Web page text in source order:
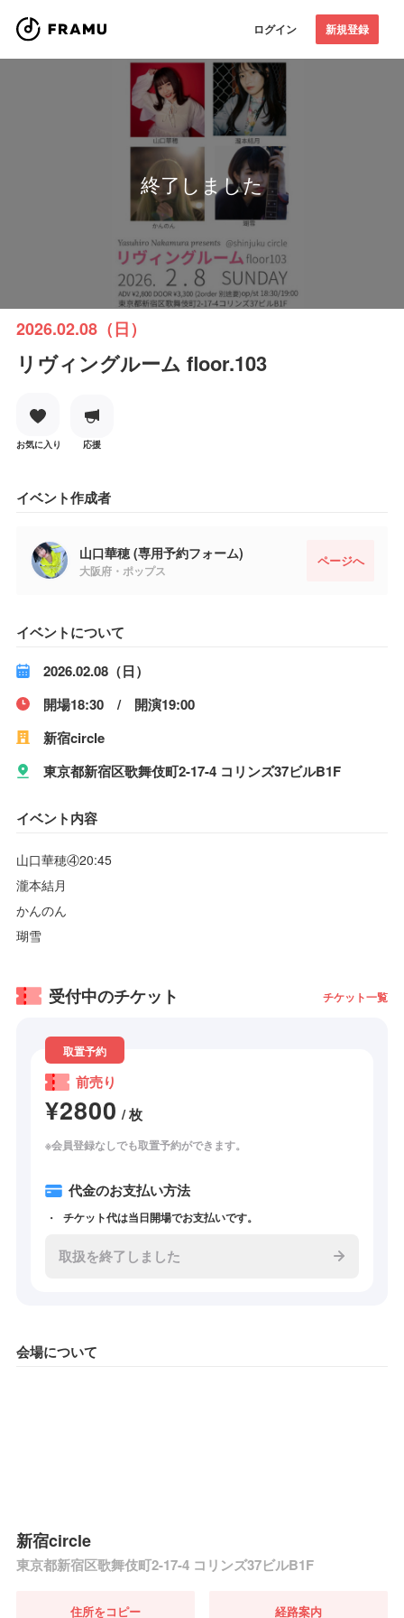
ログイン 新規登録
終了しました
2026.02.08（日）
リヴィングルーム floor.103
お気に入り 応援
イベント作成者
山口華穂 (専用予約フォーム)
大阪府・ポップス
ページへ
イベントについて
2026.02.08（日）
開場18:30 / 開演19:00
新宿circle
東京都新宿区歌舞伎町2-17-4 コリンズ37ビルB1F
イベント内容
山口華穂④20:45
瀧本結月
かんのん
瑚雪
受付中のチケット チケット一覧
取置予約
前売り
¥2800 / 枚
※会員登録なしでも取置予約ができます。
代金のお支払い方法
チケット代は当日開場でお支払いです。
取扱を終了しました
会場について
新宿circle
東京都新宿区歌舞伎町2-17-4 コリンズ37ビルB1F
住所をコピー 経路案内